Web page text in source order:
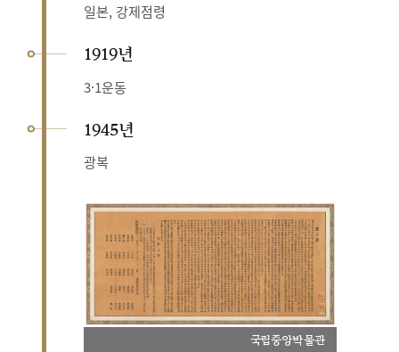
일본, 강제점령
1919년
3·1운동
1945년
광복
국립중앙박물관